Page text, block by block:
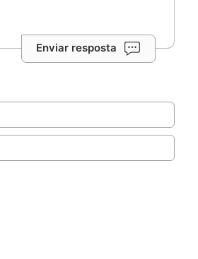
Enviar resposta